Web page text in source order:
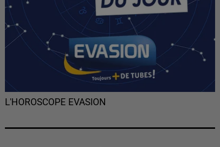
L'HOROSCOPE EVASION